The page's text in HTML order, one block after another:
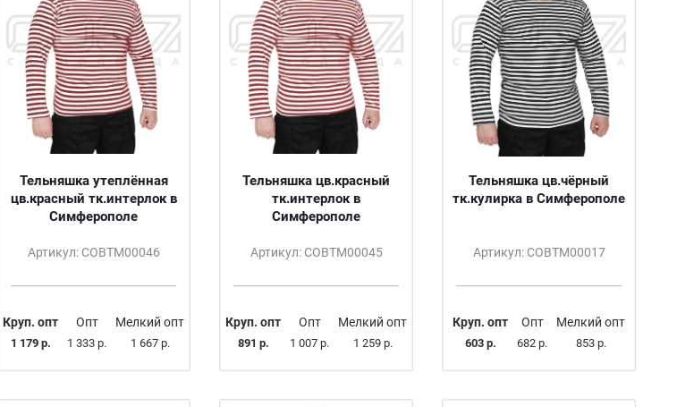
Тельняшка утеплённая
цв.красный тк.интерлок в
Симферополе
Артикул: СОВТМ00046
Круп. опт
1 179 р.
Опт
1 333 р.
Мелкий опт
1 667 р.
Тельняшка цв.красный
тк.интерлок в
Симферополе
Артикул: СОВТМ00045
Круп. опт
891 р.
Опт
1 007 р.
Мелкий опт
1 259 р.
Тельняшка цв.чёрный
тк.кулирка в Симферополе
Артикул: СОВТМ00017
Круп. опт
603 р.
Опт
682 р.
Мелкий опт
853 р.